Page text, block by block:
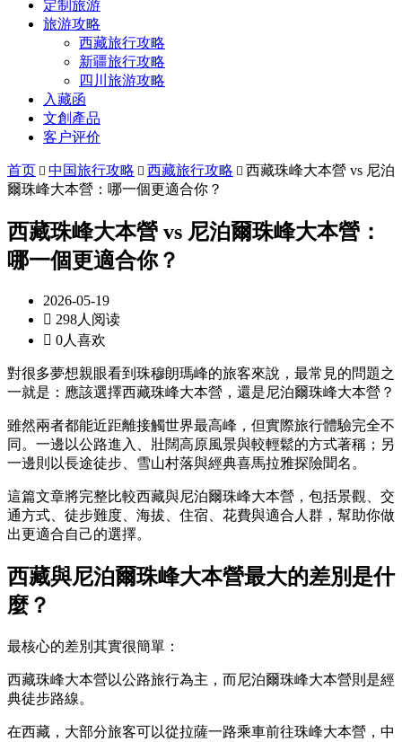
定制旅游
旅游攻略
西藏旅行攻略
新疆旅行攻略
四川旅游攻略
入藏函
文創產品
客户评价
首页  中国旅行攻略  西藏旅行攻略  西藏珠峰大本營 vs 尼泊
爾珠峰大本營：哪一個更適合你？
西藏珠峰大本營 vs 尼泊爾珠峰大本營：
哪一個更適合你？
2026-05-19
 298人阅读
 0人喜欢
對很多夢想親眼看到珠穆朗瑪峰的旅客來說，最常見的問題之
一就是：應該選擇西藏珠峰大本營，還是尼泊爾珠峰大本營？
雖然兩者都能近距離接觸世界最高峰，但實際旅行體驗完全不
同。一邊以公路進入、壯闊高原風景與較輕鬆的方式著稱；另
一邊則以長途徒步、雪山村落與經典喜馬拉雅探險聞名。
這篇文章將完整比較西藏與尼泊爾珠峰大本營，包括景觀、交
通方式、徒步難度、海拔、住宿、花費與適合人群，幫助你做
出更適合自己的選擇。
西藏與尼泊爾珠峰大本營最大的差別是什
麼？
最核心的差別其實很簡單：
西藏珠峰大本營以公路旅行為主，而尼泊爾珠峰大本營則是經
典徒步路線。
在西藏，大部分旅客可以從拉薩一路乘車前往珠峰大本營，中